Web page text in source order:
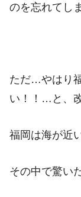
のを忘れてし
ただ…やはり
い！！…と、
福岡は海が近
その中で驚い